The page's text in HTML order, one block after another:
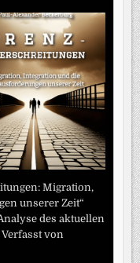
Migration,
unserer Zeit“
des aktuellen
von